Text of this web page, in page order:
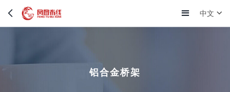
中文
铝合金桥架